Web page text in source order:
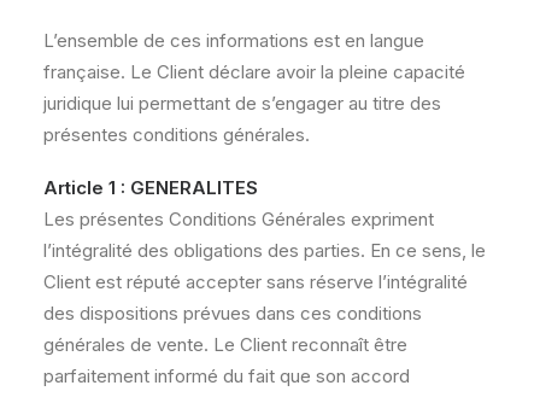
L’ensemble de ces informations est en langue
française. Le Client déclare avoir la pleine capacité
juridique lui permettant de s’engager au titre des
présentes conditions générales.
Article 1 : GENERALITES
Les présentes Conditions Générales expriment
l’intégralité des obligations des parties. En ce sens, le
Client est réputé accepter sans réserve l’intégralité
des dispositions prévues dans ces conditions
générales de vente. Le Client reconnaît être
parfaitement informé du fait que son accord